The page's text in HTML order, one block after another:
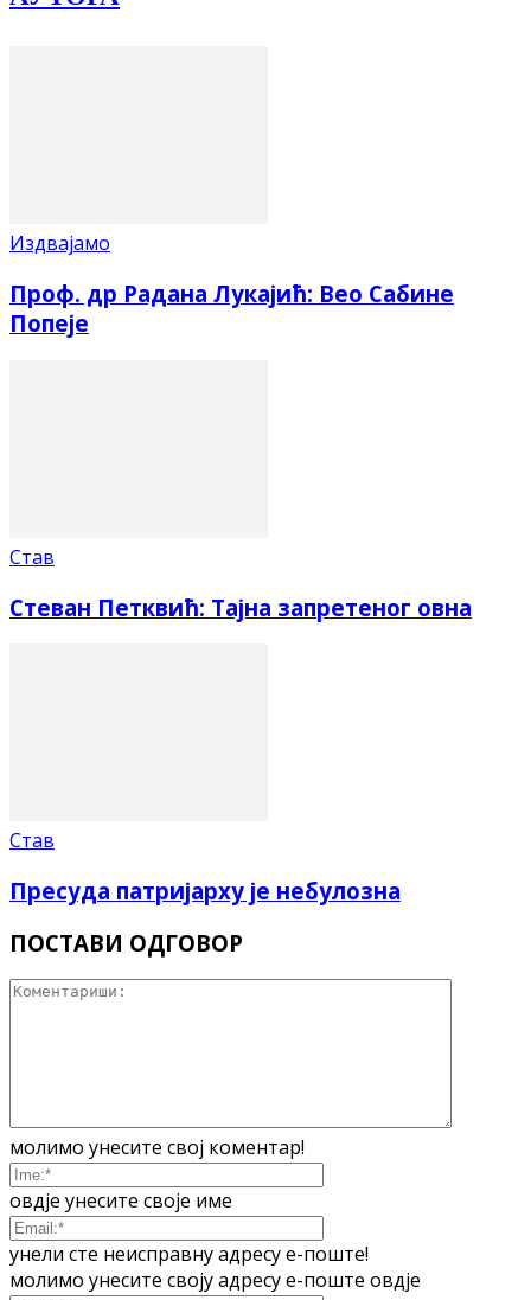
Издвајамо
Проф. др Радана Лукајић: Вео Сабине
Попеје
Став
Стеван Петквић: Тајна запретеног овна
Став
Пресуда патријарху је небулозна
ПОСТАВИ ОДГОВОР
молимо унесите свој коментар!
овдје унесите своје име
унели сте неисправну адресу е-поште!
молимо унесите своју адресу е-поште овдје